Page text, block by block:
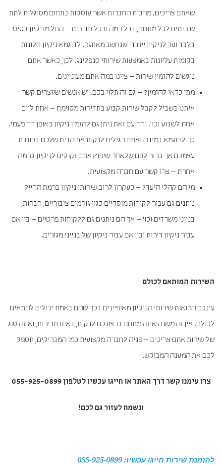
שאתם צריכים. מרבית החברות אשר עוסקות בתחום מסוגלות לתת
שירותים לכל מתחם, בכל רמה ובכל תדירות – החל מניקיון בסיסי
בלבד ועד לניקיון ייחודי שנחשב מאתגר. לדוגמא ניקיון חלונות
בקומות עליונות באמצעות שירותי סנפלינג. לכן, כאשר אתם
ניגשים להזמין שירות – ציינו במה אתם מעוניינים.
מתי כדאי להזמין? – גם זה תלוי בכם. יש אנשים שיוצרים קשר
איתנו בשביל לקבל שירות קבוע בתדירות מסוימת – אחת ליום
אחת לשבוע וכו'. יחד עם זאת ניתן גם להזמין ניקיון באופן חד פעמי.
כך לדוגמא במידה ואתם רגילים לנקות את הבית שלכם בכוחות
עצמכם אך ברור לכם שלאחר שיפוץ אתם זקוקים לניקיון ברמה
אחרת – צרו קשר עם חברה מקצועית.
מי הם קהלי היעד? – כעקרון לרוב שירותי ניקיון ברמת החייל
ניתנים גם עבור לקוחות מוסדיים כגון גורמים ציבוריים, חברות,
בנייני משרדים וכו' – אך הם ניתנים גם ללקוחות פרטיים – בין אם
עבור ניקיון דירות ובין אם עבור ניקיון של בנייני מגורים.
השירות המותאם לכולם
עינכם הרואות שירותי הניקיון מאופיינים בכך שהם באמת יכולים להתאים
לכולם. אין זה משנה איזה מתחם ברצונכם לנקות, באיזו תדירות, ואיזה סוג
של שירות אתם צריכים – פניה לחברה מקצועית כמו המבריקים, תספק
לכם את המענה המבוקש.
צרו עימנו קשר דרך האתר או חייגו עכשיו לטלפון 055-925-0899
ונשמח לעזור גם לכם!
להזמנת שירות חייגו עכשיו: 055-925-0899